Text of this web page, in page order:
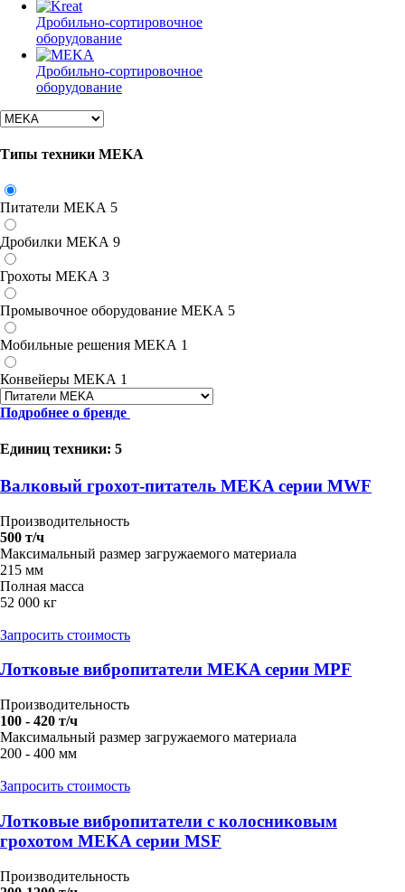
Дробильно-сортировочное
оборудование
Дробильно-сортировочное
оборудование
Типы техники MEKA
Питатели MEKA 5
Дробилки MEKA 9
Грохоты MEKA 3
Промывочное оборудование MEKA 5
Мобильные решения MEKA 1
Конвейеры MEKA 1
Подробнее о бренде
Единиц техники: 5
Валковый грохот-питатель MEKA серии MWF
Производительность
500 т/ч
Максимальный размер загружаемого материала
215 мм
Полная масса
52 000 кг
Запросить стоимость
Лотковые вибропитатели MEKA серии MPF
Производительность
100 - 420 т/ч
Максимальный размер загружаемого материала
200 - 400 мм
Запросить стоимость
Лотковые вибропитатели с колосниковым
грохотом MEKA серии MSF
Производительность